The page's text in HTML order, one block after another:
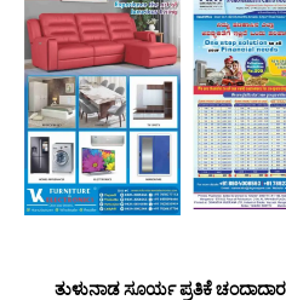
ತುಳುನಾಡ ಸೂರ್ಯ ಪ್ರತಿಕೆ